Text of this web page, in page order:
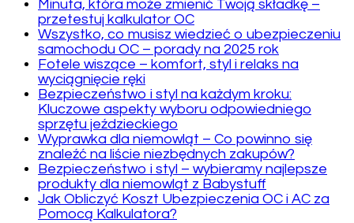
Minuta, która może zmienić Twoją składkę –
przetestuj kalkulator OC
Wszystko, co musisz wiedzieć o ubezpieczeniu
samochodu OC – porady na 2025 rok
Fotele wiszące – komfort, styl i relaks na
wyciągnięcie ręki
Bezpieczeństwo i styl na każdym kroku:
Kluczowe aspekty wyboru odpowiedniego
sprzętu jeździeckiego
Wyprawka dla niemowląt – Co powinno się
znaleźć na liście niezbędnych zakupów?
Bezpieczeństwo i styl – wybieramy najlepsze
produkty dla niemowląt z Babystuff
Jak Obliczyć Koszt Ubezpieczenia OC i AC za
Pomocą Kalkulatora?